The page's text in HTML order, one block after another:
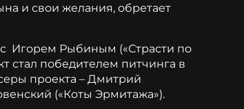
и свои желания, обретает
Игорем Рыбиным («Страсти по
стал победителем питчинга в
проекта – Дмитрий
(«Коты Эрмитажа»).